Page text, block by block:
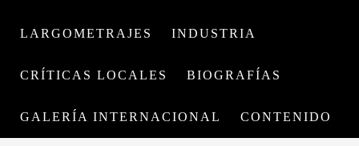
LARGOMETRAJES INDUSTRIA
CRÍTICAS LOCALES BIOGRAFÍAS
GALERÍA INTERNACIONAL CONTENIDO